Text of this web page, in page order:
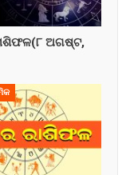
ଅଗଷ୍ଟ,